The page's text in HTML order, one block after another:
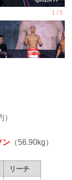
ン （56.90kg）
リーチ